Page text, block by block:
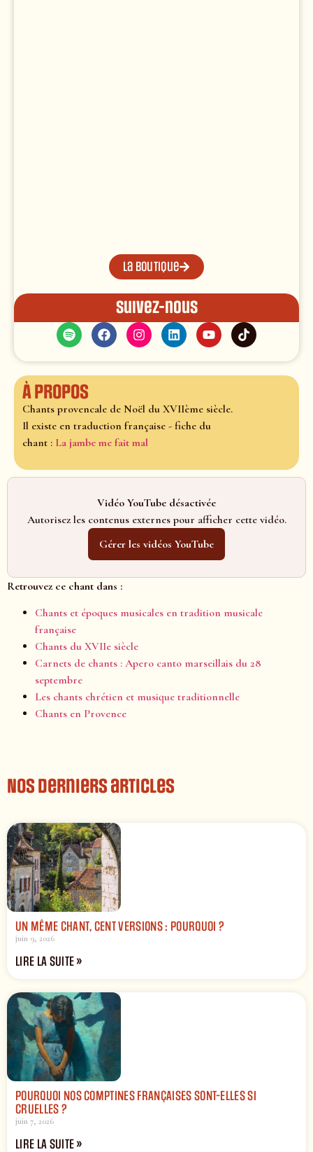
La boutique
Suivez-nous
À propos
Chants provencale de Noël du XVIIème siècle.
Il existe en traduction française - fiche du
chant : La jambe me fait mal
Vidéo YouTube désactivée
Autorisez les contenus externes pour afficher cette vidéo.
Gérer les vidéos YouTube
Retrouvez ce chant dans :
Chants et époques musicales en tradition musicale
française
Chants du XVIIe siècle
Carnets de chants : Apero canto marseillais du 28
septembre
Les chants chrétien et musique traditionnelle
Chants en Provence
Nos derniers articles
UN MÊME CHANT, CENT VERSIONS : POURQUOI ?
juin 9, 2026
LIRE LA SUITE »
POURQUOI NOS COMPTINES FRANÇAISES SONT-ELLES SI
CRUELLES ?
juin 7, 2026
LIRE LA SUITE »